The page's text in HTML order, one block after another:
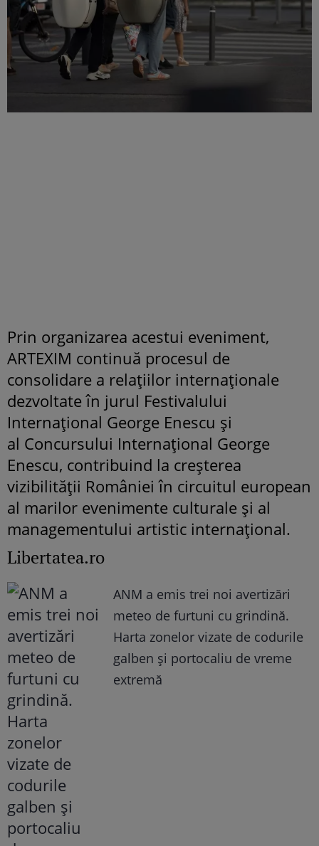
Prin organizarea acestui eveniment,
ARTEXIM continuă procesul de
consolidare a relațiilor internaționale
dezvoltate în jurul Festivalului
Internațional George Enescu și
al Concursului Internațional George
Enescu, contribuind la creșterea
vizibilității României în circuitul european
al marilor evenimente culturale și al
managementului artistic internațional.
Libertatea.ro
ANM a emis trei noi avertizări
meteo de furtuni cu grindină.
Harta zonelor vizate de codurile
galben și portocaliu de vreme
extremă